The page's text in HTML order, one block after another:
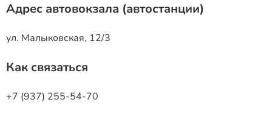
Адрес автовокзала (автостанции)
ул. Малыковская, 12/3
Как связаться
+7 (937) 255-54-70